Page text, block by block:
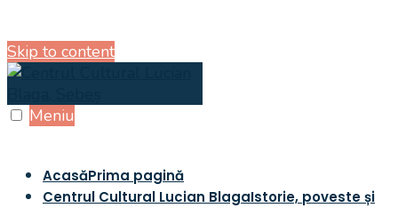
Skip to content
Meniu
AcasăPrima pagină
Centrul Cultural Lucian BlagaIstorie, poveste și